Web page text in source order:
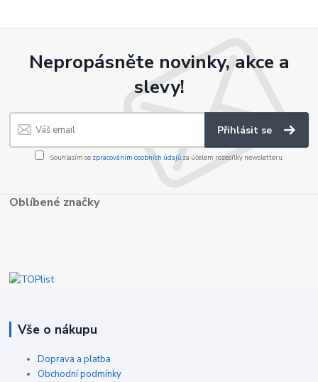
Nepropásněte novinky, akce a
slevy!
Přihlásit se
Souhlasím se zpracováním osobních údajůza účelem rozesílky newsletteru.
Oblíbené značky
Vše o nákupu
Doprava a platba
Obchodní podmínky